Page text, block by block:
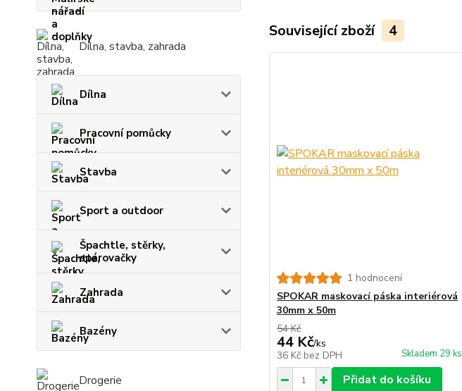
Dílna, stavba, zahrada
Dílna
Pracovní pomůcky
Stavba
Sport a outdoor
Špachtle, stěrky,
spárovačky
Zahrada
Bazény
Drogerie
Související zboží 4
1 hodnocení
SPOKAR maskovací páska interiérová
30mm x 50m
54 Kč
44 Kč/ks
36 Kč bez DPH Skladem 29 ks
Přidat do košíku